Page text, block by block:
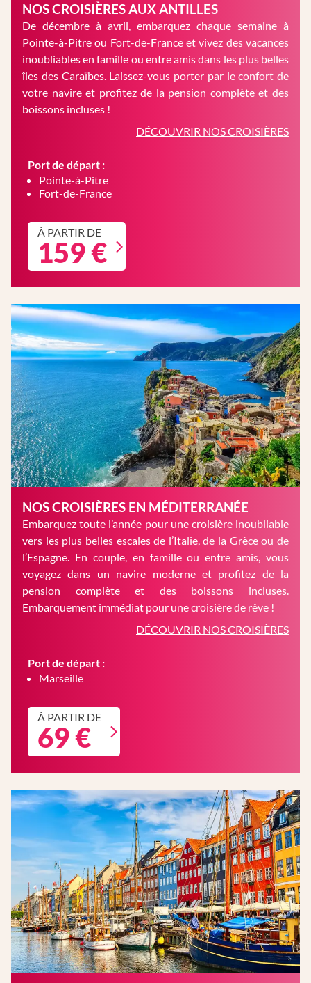
NOS CROISIÈRES AUX ANTILLES
De décembre à avril, embarquez chaque semaine à
Pointe-à-Pitre ou Fort-de-France et vivez des vacances
inoubliables en famille ou entre amis dans les plus belles
îles des Caraïbes. Laissez-vous porter par le confort de
votre navire et profitez de la pension complète et des
boissons incluses !
DÉCOUVRIR NOS CROISIÈRES
Port de départ :
Pointe-à-Pitre
Fort-de-France
À PARTIR DE
159 €
NOS CROISIÈRES EN MÉDITERRANÉE
Embarquez toute l’année pour une croisière inoubliable
vers les plus belles escales de l’Italie, de la Grèce ou de
l’Espagne. En couple, en famille ou entre amis, vous
voyagez dans un navire moderne et profitez de la
pension complète et des boissons incluses.
Embarquement immédiat pour une croisière de rêve !
DÉCOUVRIR NOS CROISIÈRES
Port de départ :
Marseille
À PARTIR DE
69 €